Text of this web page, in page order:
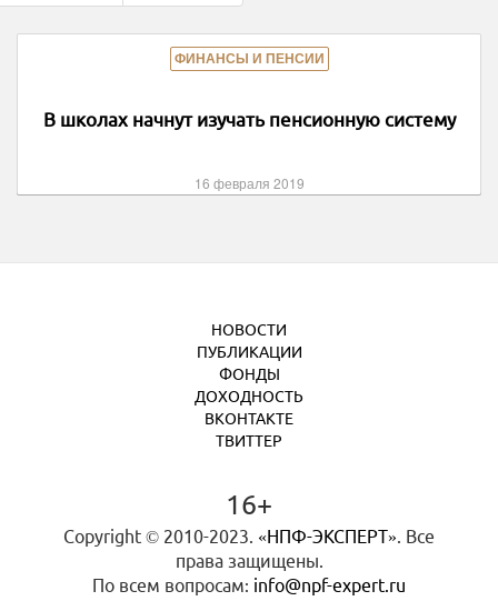
ФИНАНСЫ И ПЕНСИИ
В школах начнут изучать пенсионную систему
16 февраля 2019
НОВОСТИ
ПУБЛИКАЦИИ
ФОНДЫ
ДОХОДНОСТЬ
ВКОНТАКТЕ
ТВИТТЕР
16+
Copyright © 2010-2023. «НПФ-ЭКСПЕРТ». Все
права защищены.
По всем вопросам: info@npf-expert.ru